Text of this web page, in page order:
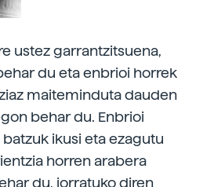
ustez garrantzitsuena,
du eta enbrioi horrek
maiteminduta dauden
behar du. Enbrioi
ikusi eta ezagutu
horren arabera
du, jorratuko diren